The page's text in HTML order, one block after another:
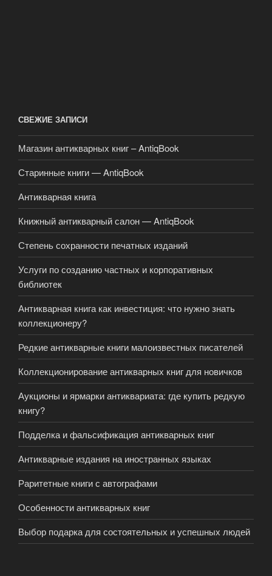
СВЕЖИЕ ЗАПИСИ
Магазин антикварных книг – AntiqBook
Старинные книги — AntiqBook
Антикварная книга
Книжный антикварный салон — AntiqBook
Степень сохранности печатных изданий
Услуги по созданию частных и корпоративных
библиотек
Антикварная книга как инвестиция: что нужно знать
коллекционеру?
Редкие антикварные книги малоизвестных писателей
Коллекционирование антикварных книг для новичков
Аукционы и ярмарки антиквариата: где купить редкую
книгу?
Подделка и фальсификация антикварных книг
Антикварные издания на иностранных языках
Раритетные книги с автографами
Особенности антикварных книг
Выбор подарка для состоятельных и успешных людей